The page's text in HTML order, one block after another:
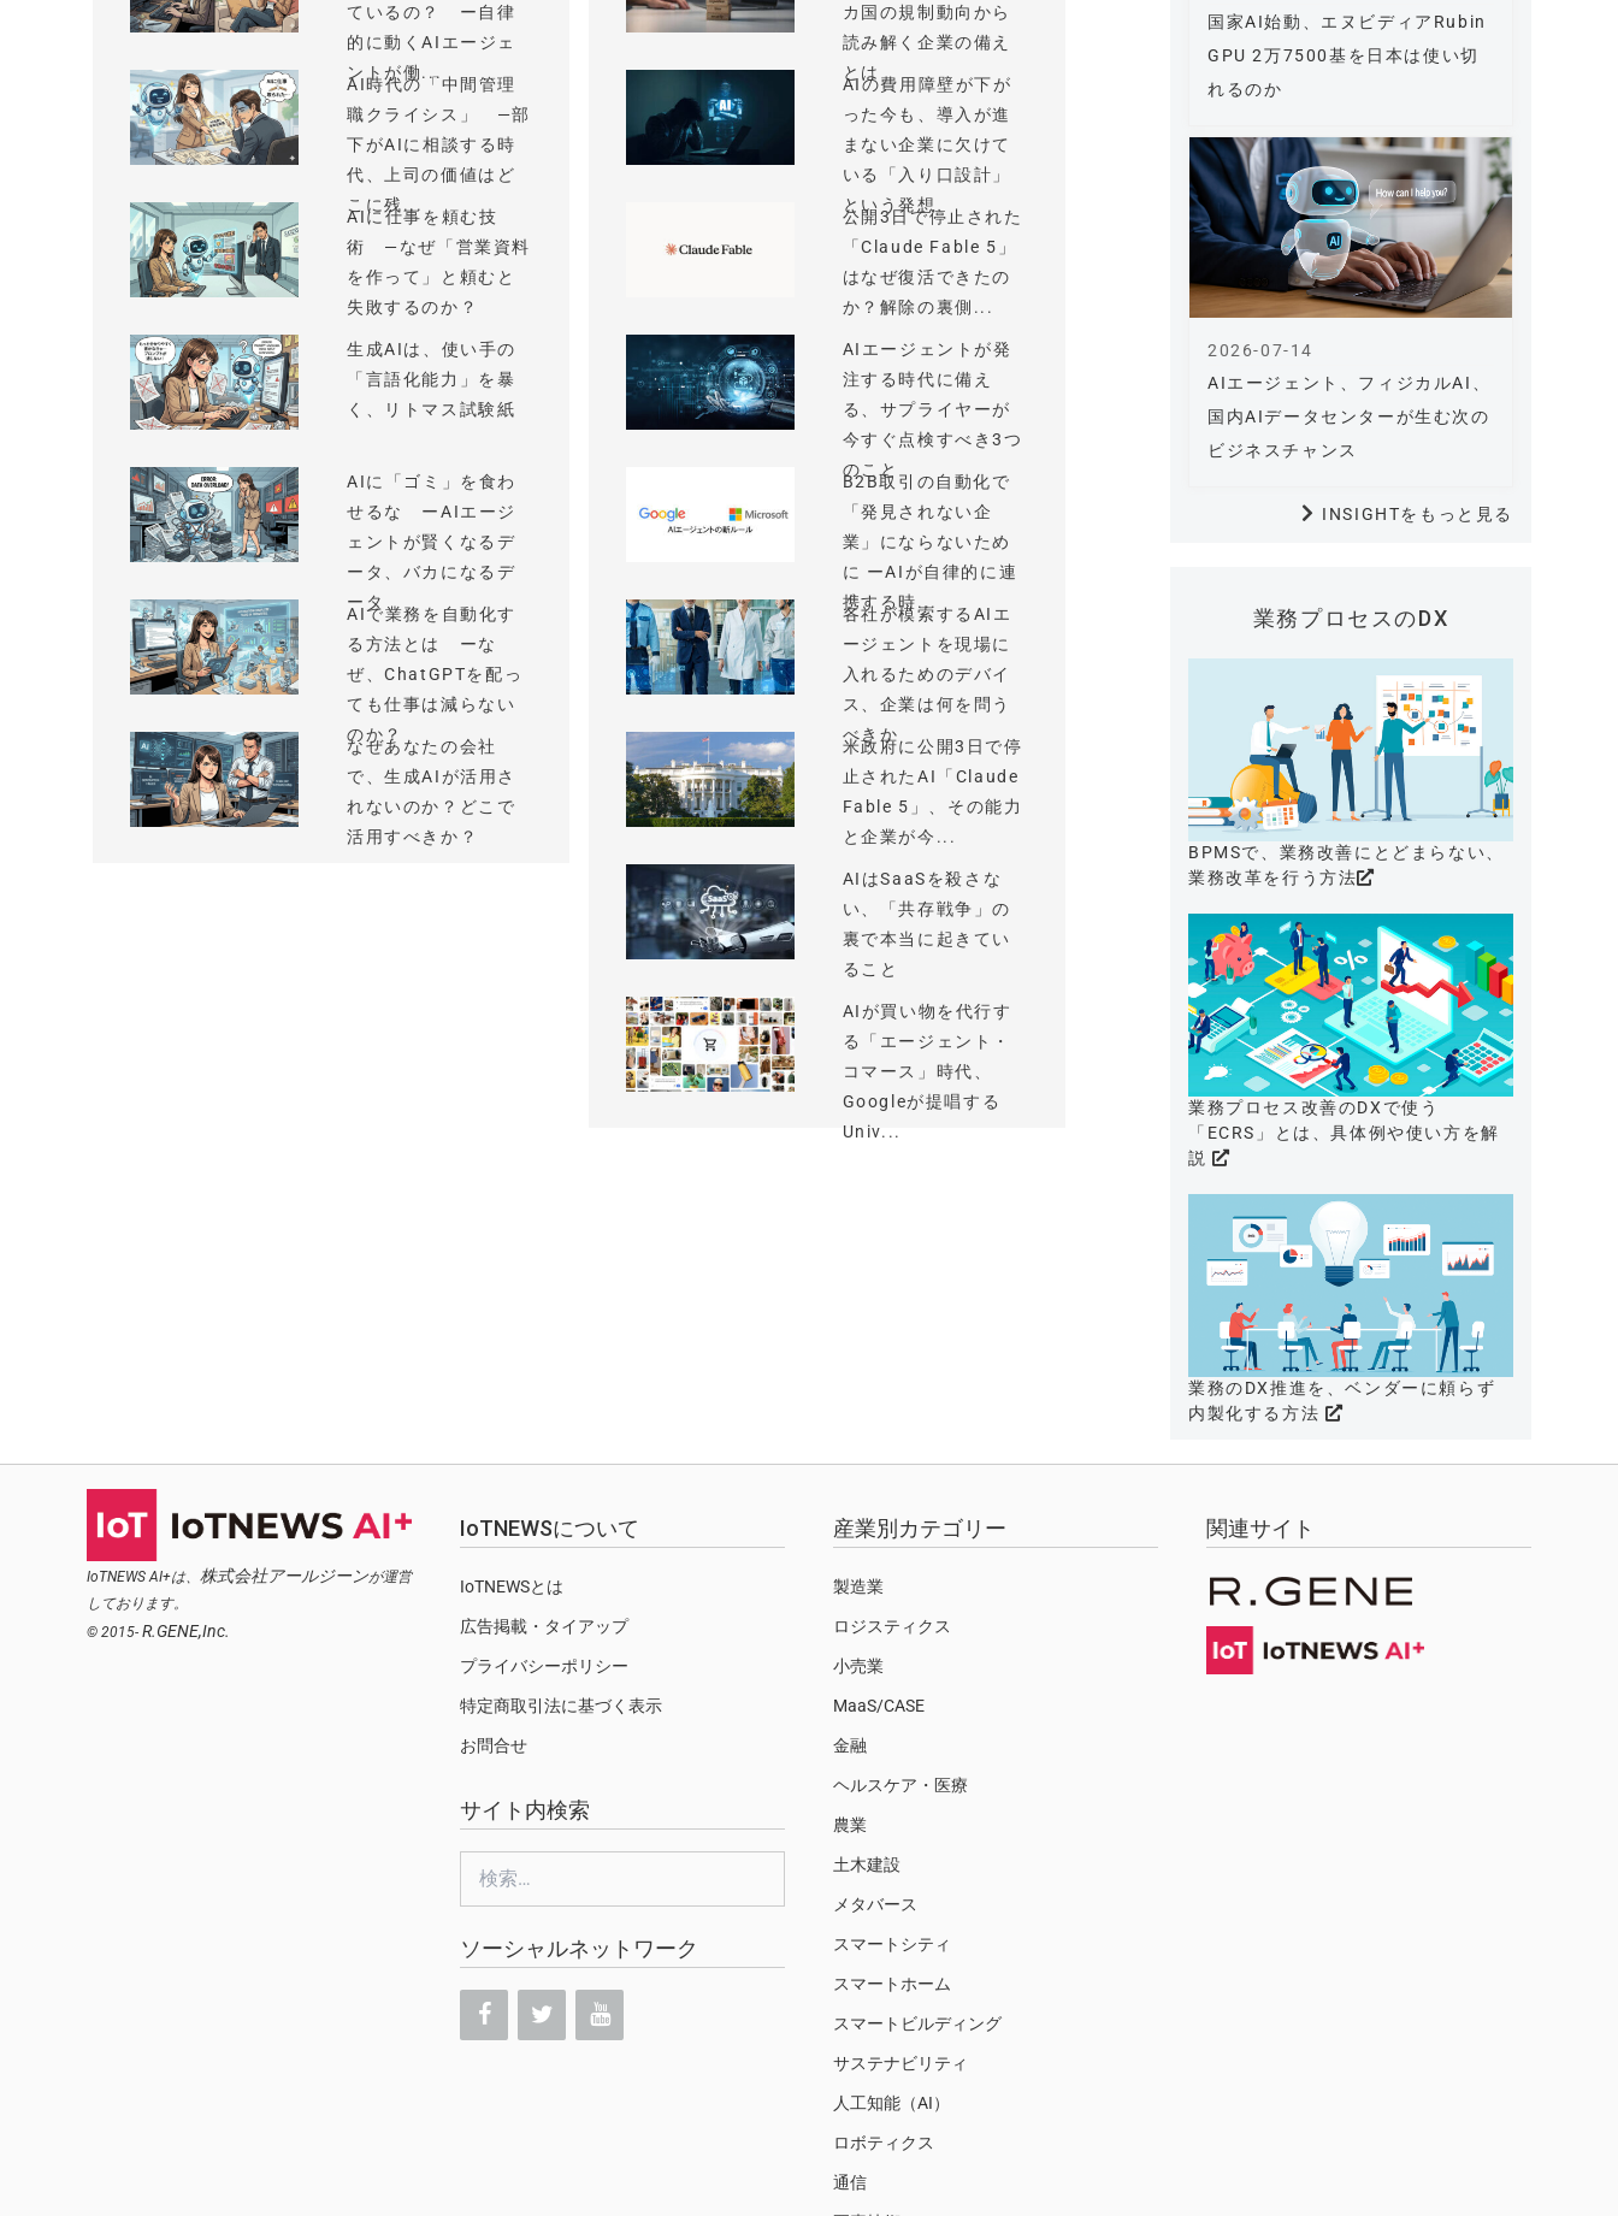
ているの？ ー自律
的に動くAIエージェ
ントが働...
AI時代の「中間管理
職クライシス」 —部
下がAIに相談する時
代、上司の価値はど
こに残...
AIに仕事を頼む技
術 —なぜ「営業資料
を作って」と頼むと
失敗するのか？
生成AIは、使い手の
「言語化能力」を暴
く、リトマス試験紙
AIに「ゴミ」を食わ
せるな ーAIエージ
ェントが賢くなるデ
ータ、バカになるデ
ータ
AIで業務を自動化す
る方法とは ーな
ぜ、ChatGPTを配っ
ても仕事は減らない
のか？
なぜあなたの会社
で、生成AIが活用さ
れないのか？どこで
活用すべきか？
カ国の規制動向から
読み解く企業の備え
とは
AIの費用障壁が下が
った今も、導入が進
まない企業に欠けて
いる「入り口設計」
という発想
公開3日で停止された
「Claude Fable 5」
はなぜ復活できたの
か？解除の裏側...
AIエージェントが発
注する時代に備え
る、サプライヤーが
今すぐ点検すべき3つ
のこと
B2B取引の自動化で
「発見されない企
業」にならないため
に ーAIが自律的に連
携する時...
各社が模索するAIエ
ージェントを現場に
入れるためのデバイ
ス、企業は何を問う
べきか
米政府に公開3日で停
止されたAI「Claude
Fable 5」、その能力
と企業が今...
AIはSaaSを殺さな
い、「共存戦争」の
裏で本当に起きてい
ること
AIが買い物を代行す
る「エージェント・
コマース」時代、
Googleが提唱する
Univ...
国家AI始動、エヌビディアRubin
GPU 2万7500基を日本は使い切
れるのか
AIエージェント、フィジカルAI、
国内AIデータセンターが生む次の
ビジネスチャンス
2026-07-14
INSIGHTをもっと見る
業務プロセスのDX
BPMSで、業務改善にとどまらない、
業務改革を行う方法
業務プロセス改善のDXで使う
「ECRS」とは、具体例や使い方を解
説
業務のDX推進を、ベンダーに頼らず
内製化する方法
IoTNEWS AI+は、 株式会社アールジーンが運営
しております。
© 2015- R.GENE,Inc.
IoTNEWSについて
IoTNEWSとは
広告掲載・タイアップ
プライバシーポリシー
特定商取引法に基づく表示
お問合せ
サイト内検索
索:
ソーシャルネットワーク
産業別カテゴリー
製造業
ロジスティクス
小売業
MaaS/CASE
金融
ヘルスケア・医療
農業
土木建設
メタバース
スマートシティ
スマートホーム
スマートビルディング
サステナビリティ
人工知能（AI）
ロボティクス
通信
関連サイト